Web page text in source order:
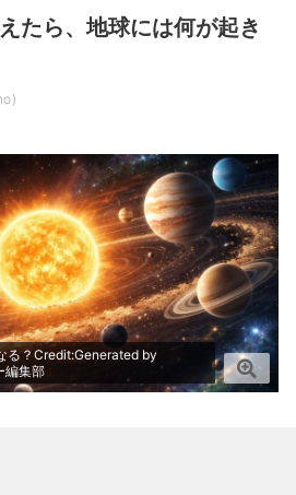
たら、地球には何が起き
る？Credit:Generated by
編集部